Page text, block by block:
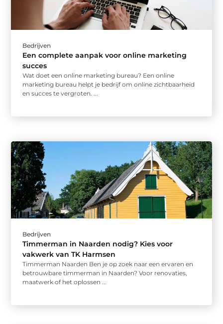
Bedrijven
Een complete aanpak voor online marketing
succes
Wat doet een online marketing bureau? Een online
marketing bureau helpt je bedrijf om online zichtbaarheid
en succes te vergroten. ...
Bedrijven
Timmerman in Naarden nodig? Kies voor
vakwerk van TK Harmsen
Timmerman Naarden Ben je op zoek naar een ervaren en
betrouwbare timmerman in Naarden? Voor renovaties,
maatwerk of het oplossen ...